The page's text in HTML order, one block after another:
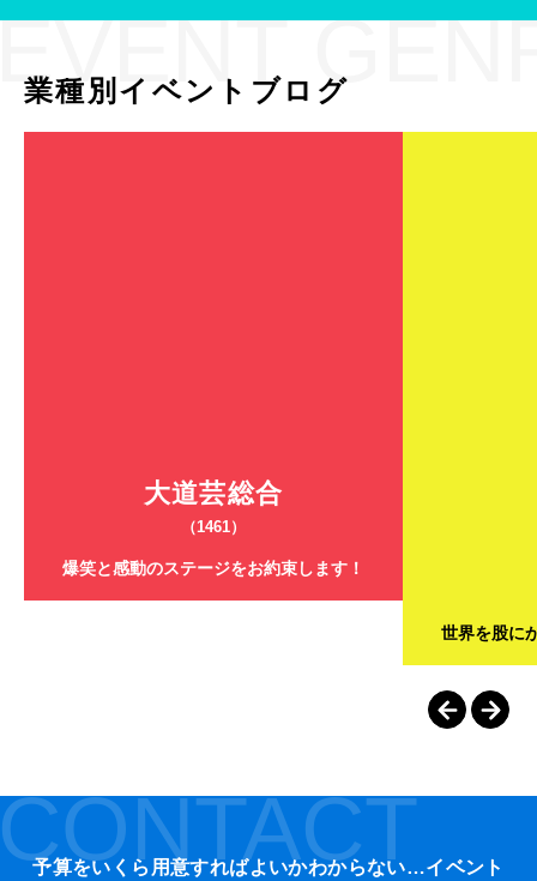
業種別イベントブログ
大道芸総合
（1461）
爆笑と感動のステージをお約束します！
世界を股に
予算をいくら用意すればよいかわからない…イベント